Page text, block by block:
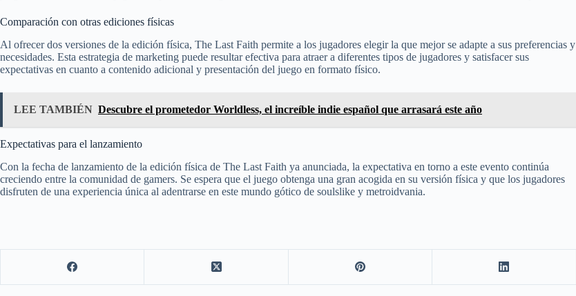
Comparación con otras ediciones físicas
Al ofrecer dos versiones de la edición física, The Last Faith permite a los jugadores elegir la que mejor se adapte a sus preferencias y
necesidades. Esta estrategia de marketing puede resultar efectiva para atraer a diferentes tipos de jugadores y satisfacer sus
expectativas en cuanto a contenido adicional y presentación del juego en formato físico.
LEE TAMBIÉN Descubre el prometedor Worldless, el increíble indie español que arrasará este año
Expectativas para el lanzamiento
Con la fecha de lanzamiento de la edición física de The Last Faith ya anunciada, la expectativa en torno a este evento continúa
creciendo entre la comunidad de gamers. Se espera que el juego obtenga una gran acogida en su versión física y que los jugadores
disfruten de una experiencia única al adentrarse en este mundo gótico de soulslike y metroidvania.